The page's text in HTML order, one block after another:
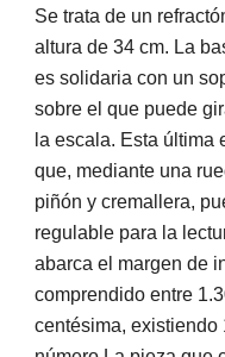
Se trata de un
altura de 34 cm. La
es solidaria con un
sobre el que puede
la escala. Esta última
que, mediante una
piñón y cremallera,
regulable para la
abarca el margen de
comprendido entre
centésima, existiendo